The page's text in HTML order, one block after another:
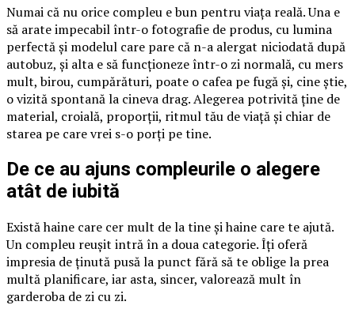
Numai că nu orice compleu e bun pentru viața reală. Una e
să arate impecabil într-o fotografie de produs, cu lumina
perfectă și modelul care pare că n-a alergat niciodată după
autobuz, și alta e să funcționeze într-o zi normală, cu mers
mult, birou, cumpărături, poate o cafea pe fugă și, cine știe,
o vizită spontană la cineva drag. Alegerea potrivită ține de
material, croială, proporții, ritmul tău de viață și chiar de
starea pe care vrei s-o porți pe tine.
De ce au ajuns compleurile o alegere
atât de iubită
Există haine care cer mult de la tine și haine care te ajută.
Un compleu reușit intră în a doua categorie. Îți oferă
impresia de ținută pusă la punct fără să te oblige la prea
multă planificare, iar asta, sincer, valorează mult în
garderoba de zi cu zi.